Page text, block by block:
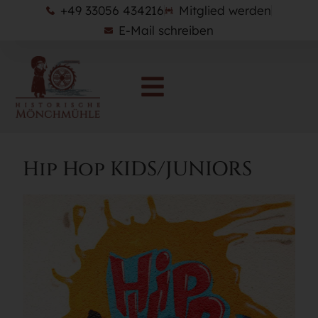
+49 33056 434216
Mitglied werden
E-Mail schreiben
Hip Hop KIDS/JUNIORS